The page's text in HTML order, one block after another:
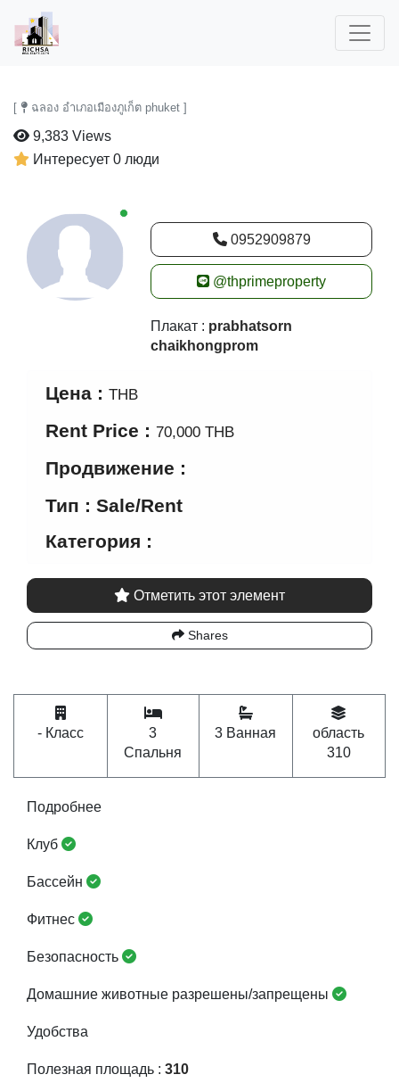
[ ฉลอง อำเภอเมืองภูเก็ต phuket ]
9,383 Views
Интересует 0 люди
New alerts
0952909879
@thprimeproperty
Плакат : prabhatsorn
chaikhongprom
Цена : THB
Rent Price : 70,000 THB
Продвижение :
Тип : Sale/Rent
Категория :
Отметить этот элемент
Shares
- Класс
3
Спальня
3 Ванная
область
310
Подробнее
Клуб
Бассейн
Фитнес
Безопасность
Домашние животные разрешены/запрещены
Удобства
Полезная площадь : 310